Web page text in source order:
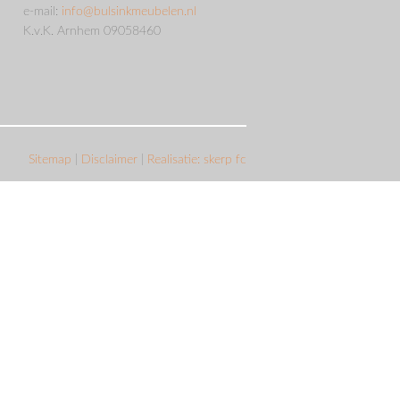
e-mail: info@bulsinkmeubelen.nl
K.v.K. Arnhem 09058460
Sitemap Disclaimer Realisatie: skerp fc